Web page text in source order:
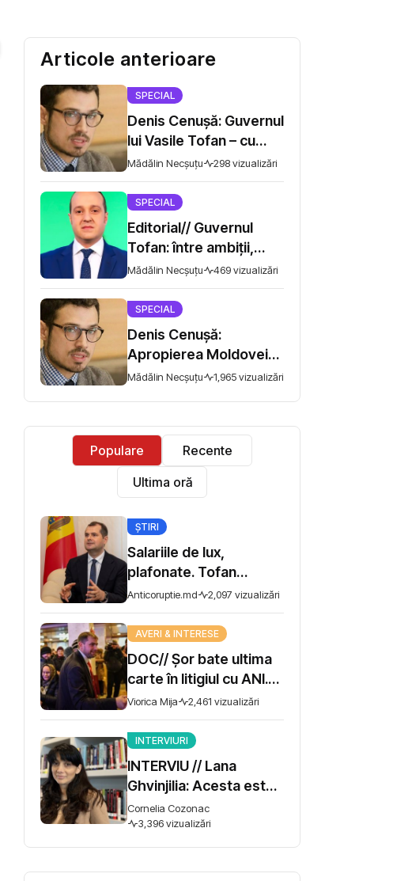
Articole anterioare
SPECIAL
Denis Cenușă: Guvernul
lui Vasile Tofan – cu
probleme vechi în drum
spre UE
Mădălin Necșuțu 298 vizualizări
SPECIAL
Editorial// Guvernul
Tofan: între ambiții,
scopuri și valorificarea
oportunităților
Mădălin Necșuțu 469 vizualizări
SPECIAL
Denis Cenușă:
Apropierea Moldovei
de UE: ramificarea
Mădălin Necșuțu 1,965 vizualizări
Populare
Recente
Ultima oră
ȘTIRI
Salariile de lux,
plafonate. Tofan
propune moratoriu
pentru prime și
bonusuri
Anticoruptie.md 2,097 vizualizări
AVERI & INTERESE
DOC// Șor bate ultima
carte în litigiul cu ANI.
Miza - 10 milioane de lei
Viorica Mija 2,461 vizualizări
INTERVIURI
INTERVIU // Lana
Ghvinjilia: Acesta este
și războiul nostru. Fără
victoria Ucrainei,
Georgia nu se poate
Cornelia Cozonac
3,396 vizualizări